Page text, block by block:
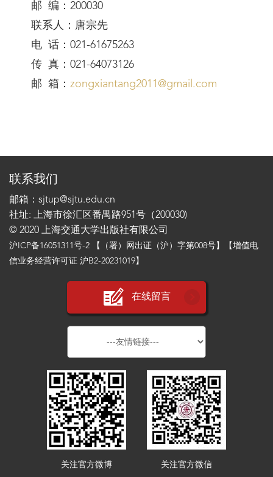
邮 编：200030
联系人：唐宗先
电 话：021-61675263
传 真：021-64073126
邮 箱： zongxiantang2011@gmail.com
联系我们
邮箱：sjtup@sjtu.edu.cn
社址: 上海市徐汇区番禺路951号（200030)
© 2020 上海交通大学出版社有限公司
沪ICP备16051311号-2 【（署）网出证（沪）字第008号】【增值电
信业务经营许可证 沪B2-20231019】
在线留言
关注官方微博 关注官方微信